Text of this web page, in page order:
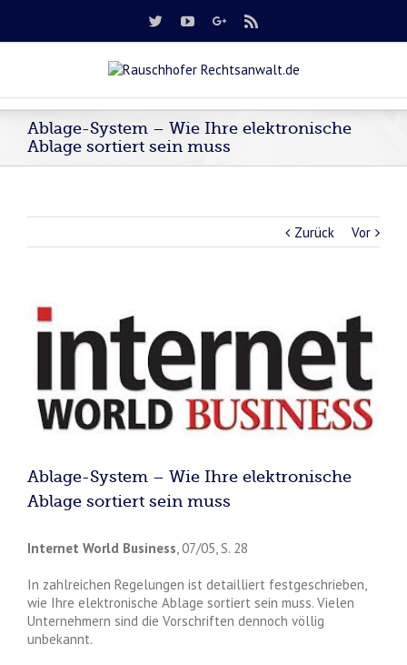
Ablage-System – Wie Ihre elektronische
Ablage sortiert sein muss
Zurück Vor
Ablage-System – Wie Ihre elektronische
Ablage sortiert sein muss
Internet World Business, 07/05, S. 28
In zahlreichen Regelungen ist detailliert festgeschrieben,
wie Ihre elektronische Ablage sortiert sein muss. Vielen
Unternehmern sind die Vorschriften dennoch völlig
unbekannt.